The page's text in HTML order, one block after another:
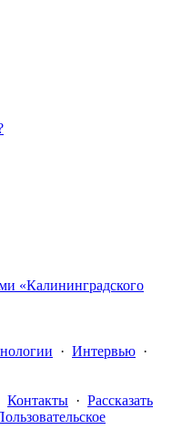
«Калининградского
· Интервью ·
Контакты · Рассказать